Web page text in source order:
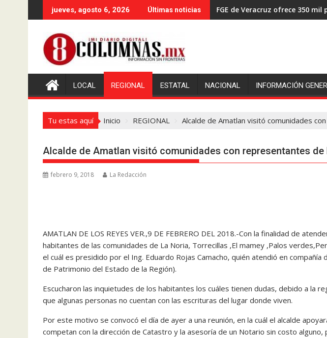
al
jueves, agosto 6, 2026 Últimas noticias FGE de Veracruz ofrece 350
LOCAL REGIONAL ESTATAL NACIONAL INFORMACIÓN
Tu estas aquí Inicio REGIONAL Alcalde de Amatlan visitó comunidades
Alcalde de Amatlan visitó comunidades con representantes
febrero 9, 2018 La Redacción
AMATLAN DE LOS REYES VER.,9 DE FEBRERO DEL 2018.-Con la finalidad de
habitantes de las comunidades de La Noria, Torrecillas ,El mamey ,Palos
el cuál es presidido por el Ing. Eduardo Rojas Camacho, quién atendió en
de Patrimonio del Estado de la Región).
Escucharon las inquietudes de los habitantes los cuáles tienen dudas, debido a la
que algunas personas no cuentan con las escrituras del lugar donde viven.
Por este motivo se convocó el día de ayer a una reunión, en la cuál el alcalde
competan con la dirección de Catastro y la asesoría de un Notario sin costo